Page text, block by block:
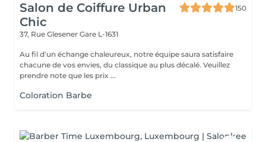
Salon de Coiffure Urban
Chic
150
37, Rue Glesener Gare L-1631
Au fil d'un échange chaleureux, notre équipe saura satisfaire
chacune de vos envies, du classique au plus décalé. Veuillez
prendre note que les prix ...
Coloration Barbe